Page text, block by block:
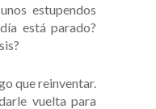
estupendos
está parado?
que reinventar.
vuelta para